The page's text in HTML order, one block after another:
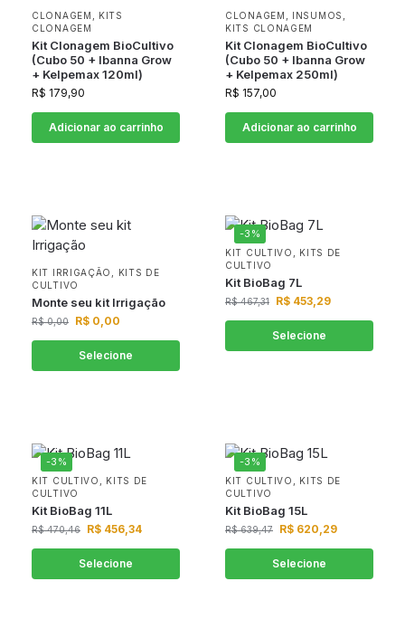
CLONAGEM
KITS
CLONAGEM
Kit Clonagem BioCultivo
(Cubo 50 + Ibanna Grow
+ Kelpemax 120ml)
R$ 179,90
Adicionar ao carrinho
CLONAGEM INSUMOS
KITS CLONAGEM
Kit Clonagem BioCultivo
(Cubo 50 + Ibanna Grow
+ Kelpemax 250ml)
R$ 157,00
Adicionar ao carrinho
KIT IRRIGAÇÃO
KITS DE
CULTIVO
Monte seu kit Irrigação
R$0,00 R$ 0,00
Selecione
-3%
KIT CULTIVO
KITS DE
CULTIVO
Kit BioBag 7L
R$467,31 R$ 453,29
Selecione
-3%
KIT CULTIVO
KITS DE
CULTIVO
Kit BioBag 11L
R$470,46 R$ 456,34
Selecione
-3%
KIT CULTIVO
KITS DE
CULTIVO
Kit BioBag 15L
R$639,47 R$ 620,29
Selecione